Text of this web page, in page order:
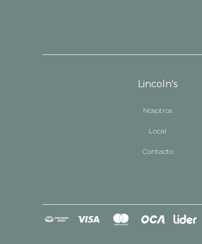
Lincoln's
Nosotros
Local
Contacto